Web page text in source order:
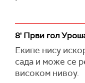
8' Први гол
Екипе нису
сада и може се
високом нивоу.